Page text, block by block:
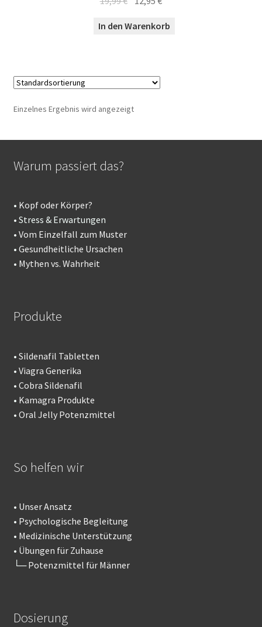
war:
ist:
In den Warenkorb
Einzelnes Ergebnis wird angezeigt
Warum passiert das?
• Kopf oder Körper?
• Stress & Erwartungen
• Vom Einzelfall zum Muster
• Gesundheitliche Ursachen
• Mythen vs. Wahrheit
Produkte
• Sildenafil Tabletten
• Viagra Generika
• Cobra Sildenafil
• Kamagra Produkte
• Oral Jelly Potenzmittel
So helfen wir
• Unser Ansatz
• Psychologische Begleitung
• Medizinische Unterstützung
• Übungen für Zuhause
└─Potenzmittel für Männer
Dosierung